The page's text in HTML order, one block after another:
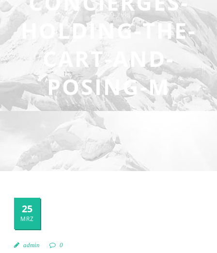
HOLDING-THE-
CART-AND-
POSING-M
25
MRZ
admin 0